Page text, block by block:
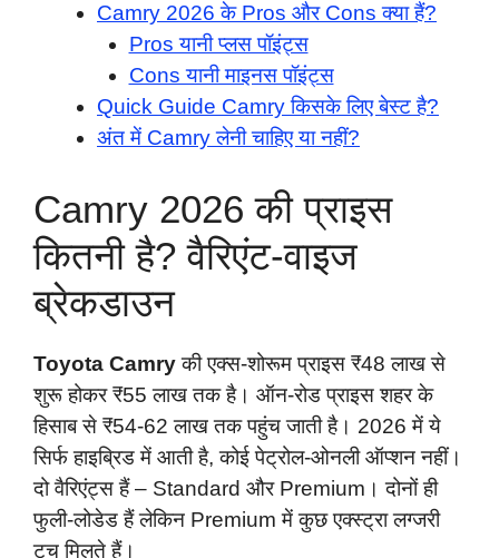
Camry 2026 के Pros और Cons क्या हैं?
Pros यानी प्लस पॉइंट्स
Cons यानी माइनस पॉइंट्स
Quick Guide Camry किसके लिए बेस्ट है?
अंत में Camry लेनी चाहिए या नहीं?
Camry 2026 की प्राइस
कितनी है? वैरिएंट-वाइज
ब्रेकडाउन
Toyota Camryकी एक्स-शोरूम प्राइस ₹48 लाख से
शुरू होकर ₹55 लाख तक है। ऑन-रोड प्राइस शहर के
हिसाब से ₹54-62 लाख तक पहुंच जाती है। 2026 में ये
सिर्फ हाइब्रिड में आती है, कोई पेट्रोल-ओनली ऑप्शन नहीं।
दो वैरिएंट्स हैं – Standard और Premium। दोनों ही
फुली-लोडेड हैं लेकिन Premium में कुछ एक्स्ट्रा लग्जरी
टच मिलते हैं।